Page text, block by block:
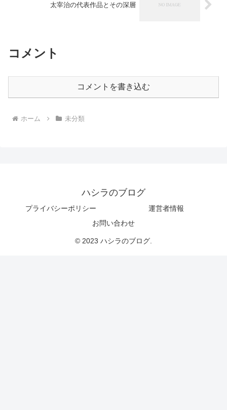
太宰治の代表作品とその深層
コメント
コメントを書き込む
ホーム 未分類
ハシラのブログ
プライバシーポリシー
運営者情報
お問い合わせ
© 2023 ハシラのブログ.